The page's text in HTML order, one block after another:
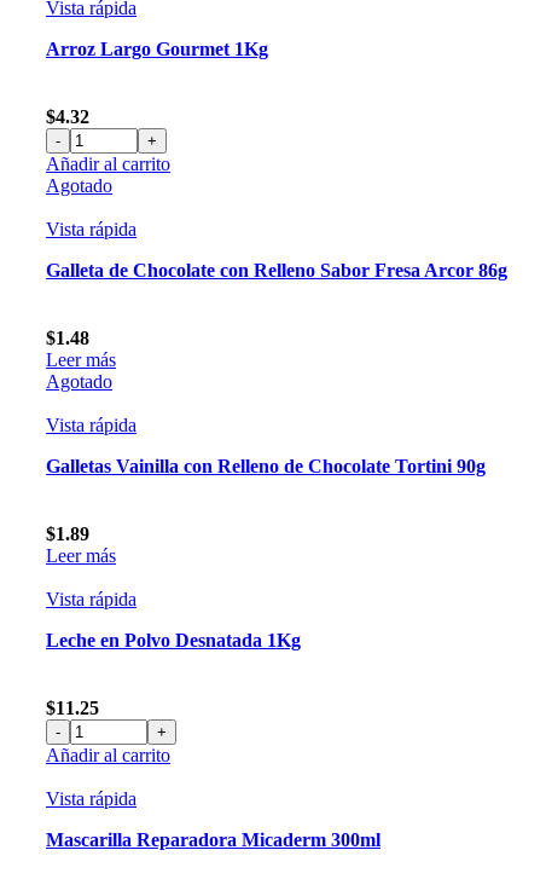
Vista rápida
Arroz Largo Gourmet 1Kg
$4.32
Arroz
Largo
Gourmet
cantidad
Añadir al carrito
Agotado
Vista rápida
Galleta de Chocolate con Relleno Sabor Fresa Arcor 86g
$1.48
Leer más
Agotado
Vista rápida
Galletas Vainilla con Relleno de Chocolate Tortini 90g
$1.89
Leer más
Vista rápida
Leche en Polvo Desnatada 1Kg
$11.25
Leche
en
Desnatada
cantidad
Añadir al carrito
Vista rápida
Mascarilla Reparadora Micaderm 300ml